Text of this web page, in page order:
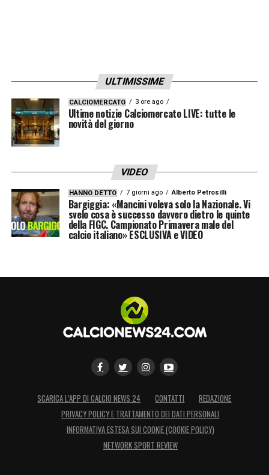
ULTIMISSIME
CALCIOMERCATO 3 ore ago
Ultime notizie Calciomercato LIVE: tutte le
novità del giorno
VIDEO
HANNO DETTO 7 giorni ago Alberto Petrosilli
Bargiggia: «Mancini voleva solo la Nazionale. Vi
svelo cosa è successo davvero dietro le quinte
della FIGC. Campionato Primavera male del
calcio italiano» ESCLUSIVA e VIDEO
SCARICA L’APP DI CALCIO NEWS 24 CONTATTI
REDAZIONE
PRIVACY POLICY E TRATTAMENTO DEI DATI PERSONALI
INFORMATIVA ESTESA SUI COOKIE (COOKIE POLICY)
NETWORK SPORT REVIEW